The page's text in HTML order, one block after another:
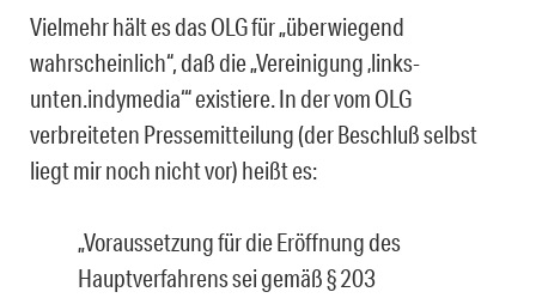
Vielmehr hält es das OLG für „überwiegend
wahrscheinlich“, daß die „Vereinigung ‚links­
unten.indymedia‘“ existiere. In der vom OLG
verbreiteten Pressemitteilung (der Beschluß selbst
liegt mir noch nicht vor) heißt es:
„Voraussetzung für die Eröffnung des
Hauptverfahrens sei gemäß § 203